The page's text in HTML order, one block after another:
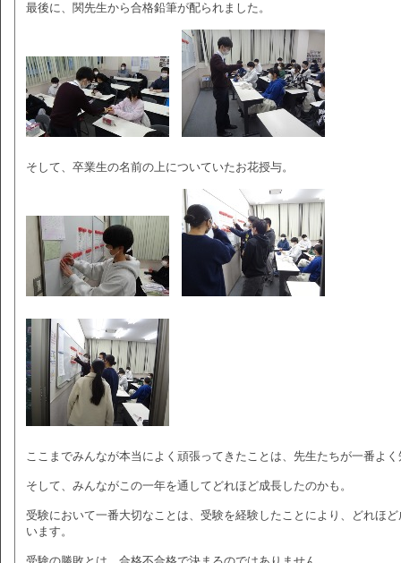
最後に、関先生から合格鉛筆が配られました。
そして、卒業生の名前の上についていたお花授与。
ここまでみんなが本当によく頑張ってきたことは、先生たちが一番よ
そして、みんながこの一年を通してどれほど成長したのかも。
受験において一番大切なことは、受験を経験したことにより、どれほ
います。